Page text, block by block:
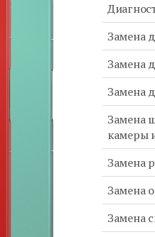
Замена
Замена
Замена
Замена
камеры
Замена
Замена
Замена